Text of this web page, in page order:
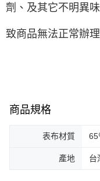
劑、及其它不明異
致商品無法正常辦
商品規格
表布材質 65
產地 台